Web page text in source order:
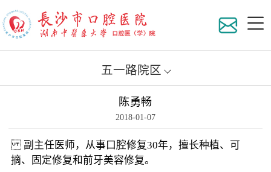
五一路院区
陈勇畅
2018-01-07
副主任医师，从事口腔修复30年，擅长种植、可
摘、固定修复和前牙美容修复。